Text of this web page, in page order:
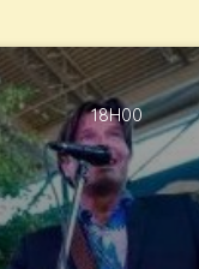
18H00